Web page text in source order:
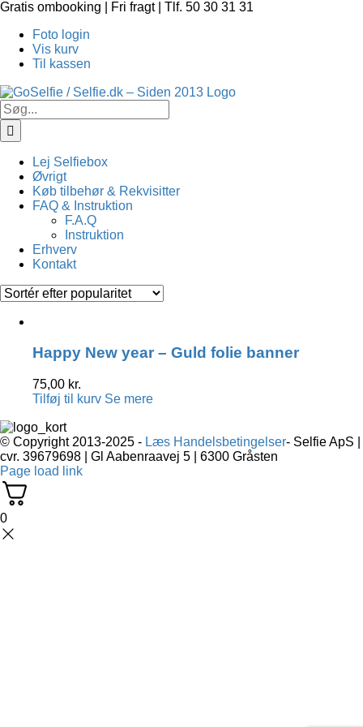
Skip
content
Gratis ombooking | Fri fragt | Tlf. 50 30 31 31
Foto login
Vis kurv
Til kassen
Søg
efter:
Lej Selfiebox
Øvrigt
Køb tilbehør & Rekvisitter
FAQ & Instruktion
F.A.Q
Instruktion
Erhverv
Kontakt
Happy New year – Guld folie banner
75,00 kr.
Tilføj til kurv Se mere
© Copyright 2013-2025 - Læs Handelsbetingelser- Selfie ApS |
cvr. 39679698 | Gl Aabenraavej 5 | 6300 Gråsten
Page load link
0